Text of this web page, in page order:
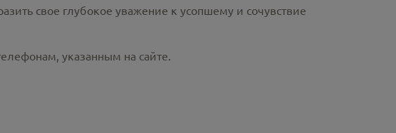
свое глубокое уважение к усопшему и сочувствие
указанным на сайте.